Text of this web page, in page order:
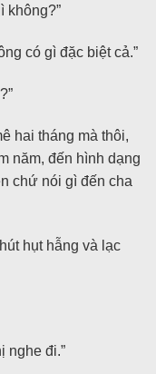
không?”
có gì đặc biệt cả.”
hai tháng mà thôi,
năm, đến hình dạng
chứ nói gì đến cha
hụt hẫng và lạc
nghe đi.”